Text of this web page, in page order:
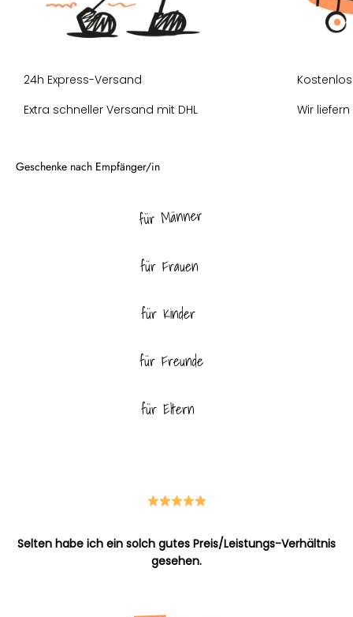
24h Express-Versand
Extra schneller Versand mit DHL
Wir
für Männer
für Frauen
für Kinder
für Freunde
für Eltern
Selten habe ich ein solch gutes Preis/Leistungs-Verhältnis
gesehen.